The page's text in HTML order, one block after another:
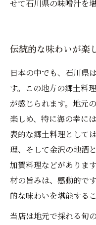
せて石川県の味噌汁を
伝統的な味わいが楽
日本の中でも、石川県
す。この地方の郷土料
が感じられます。地元
楽しめ、特に海の幸に
表的な郷土料理として
理、そして金沢の地酒
加賀料理などがありま
材の旨みは、感動的で
的な味わいを堪能する
当店は地元で採れる旬